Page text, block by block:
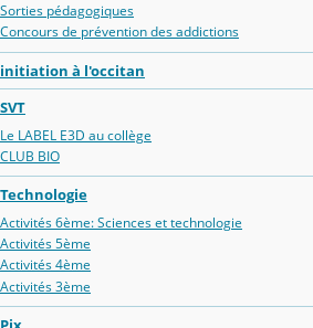
Sorties pédagogiques
Concours de prévention des addictions
initiation à l'occitan
SVT
Le LABEL E3D au collège
CLUB BIO
Technologie
Activités 6ème: Sciences et technologie
Activités 5ème
Activités 4ème
Activités 3ème